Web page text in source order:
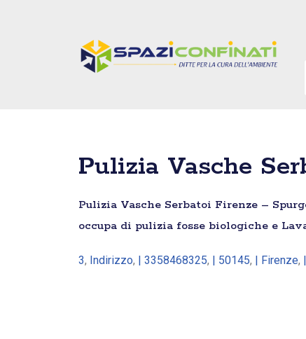
Pulizia Vasche
Pulizia Vasche Serbatoi Firenze –
occupa di pulizia fosse biologiche e
3, Indirizzo, | 3358468325, | 50145, | Firenze,